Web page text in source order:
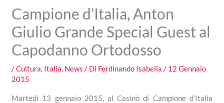
Campione d’Italia, Anton
Giulio Grande Special Guest al
Capodanno Ortodosso
/Cultura Italia News / Di Ferdinando Isabella / 12 Gennaio
2015
Martedì 13 gennaio 2015, al Casinò di Campione d’Italia